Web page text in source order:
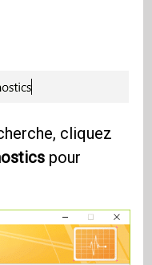
cliquez
pour